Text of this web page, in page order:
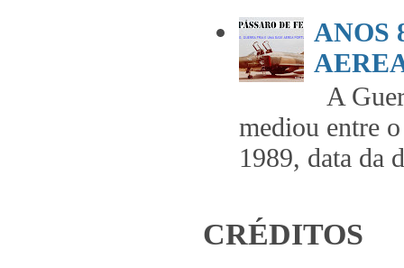
ANOS
A
mediou entre
1989, data da
CRÉDITOS